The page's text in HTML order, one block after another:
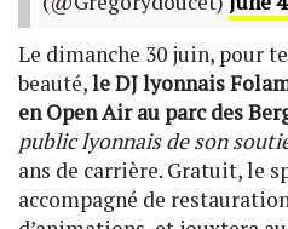
Le dimanche 30 juin, pour
beauté,le DJ lyonnais
en Open Air au parc des
public lyonnais de son
ans de carrière. Gratuit, le
accompagné de